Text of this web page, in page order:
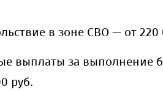
в зоне СВО — от 220
выплаты за выполнение
руб.